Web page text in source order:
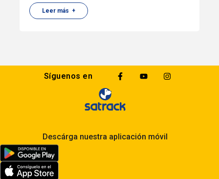
Leer más +
Síguenos en
Descárga nuestra aplicación móvil